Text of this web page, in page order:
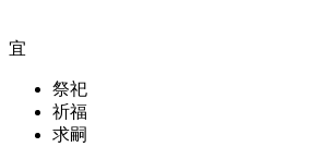
宜
祭祀
祈福
求嗣